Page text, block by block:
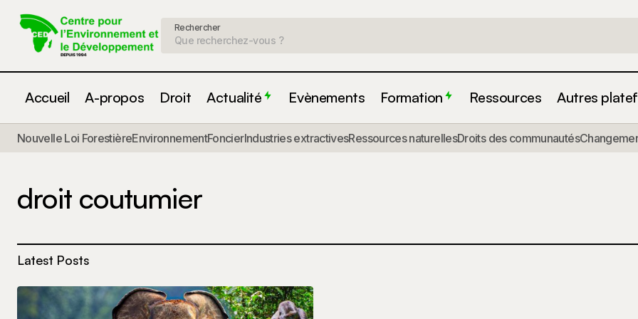
Rechercher
Accueil A-propos Droit Actualité Evènements Formation Ressources Autres
Nouvelle Loi ForestièreEnvironnementFoncierIndustries extractivesRessources naturellesDroits des communautés
droit coutumier
Latest Posts